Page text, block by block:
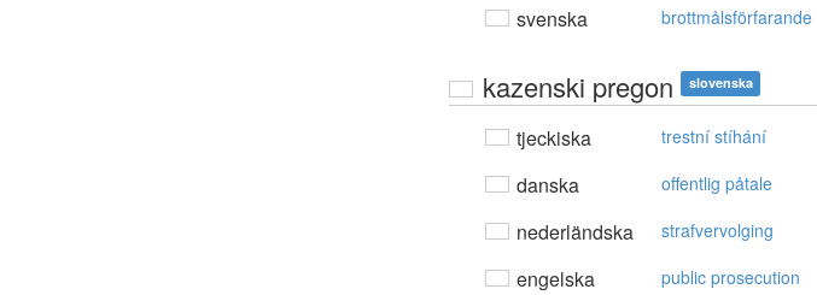
svenska brottmålsförfarande
kazenski pregon slovenska
tjeckiska trestní stíhání
danska offentlig påtale
nederländska strafvervolging
engelska public prosecution